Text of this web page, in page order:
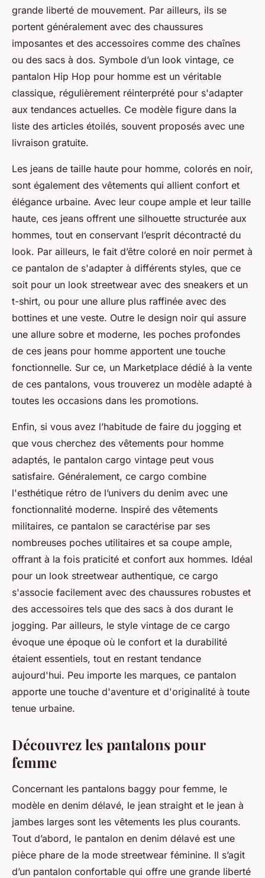
grande liberté de mouvement. Par ailleurs, ils se
portent généralement avec des chaussures
imposantes et des accessoires comme des chaînes
ou des sacs à dos. Symbole d’un look vintage, ce
pantalon Hip Hop pour homme est un véritable
classique, régulièrement réinterprété pour s'adapter
aux tendances actuelles. Ce modèle figure dans la
liste des articles étoilés, souvent proposés avec une
livraison gratuite.
Les jeans de taille haute pour homme, colorés en noir,
sont également des vêtements qui allient confort et
élégance urbaine. Avec leur coupe ample et leur taille
haute, ces jeans offrent une silhouette structurée aux
hommes, tout en conservant l’esprit décontracté du
look. Par ailleurs, le fait d’être coloré en noir permet à
ce pantalon de s'adapter à différents styles, que ce
soit pour un look streetwear avec des sneakers et un
t-shirt, ou pour une allure plus raffinée avec des
bottines et une veste. Outre le design noir qui assure
une allure sobre et moderne, les poches profondes
de ces jeans pour homme apportent une touche
fonctionnelle. Sur ce, un Marketplace dédié à la vente
de ces pantalons, vous trouverez un modèle adapté à
toutes les occasions dans les promotions.
Enfin, si vous avez l’habitude de faire du jogging et
que vous cherchez des vêtements pour homme
adaptés, le pantalon cargo vintage peut vous
satisfaire. Généralement, ce cargo combine
l'esthétique rétro de l’univers du denim avec une
fonctionnalité moderne. Inspiré des vêtements
militaires, ce pantalon se caractérise par ses
nombreuses poches utilitaires et sa coupe ample,
offrant à la fois praticité et confort aux hommes. Idéal
pour un look streetwear authentique, ce cargo
s'associe facilement avec des chaussures robustes et
des accessoires tels que des sacs à dos durant le
jogging. Par ailleurs, le style vintage de ce cargo
évoque une époque où le confort et la durabilité
étaient essentiels, tout en restant tendance
aujourd'hui. Peu importe les marques, ce pantalon
apporte une touche d'aventure et d'originalité à toute
tenue urbaine.
Découvrez les pantalons pour
femme
Concernant les pantalons baggy pour femme, le
modèle en denim délavé, le jean straight et le jean à
jambes larges sont les vêtements les plus courants.
Tout d’abord, le pantalon en denim délavé est une
pièce phare de la mode streetwear féminine. Il s’agit
d’un pantalon confortable qui offre une grande liberté